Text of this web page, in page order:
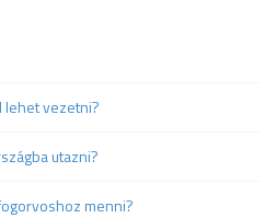
lehet vezetni?
utazni?
menni?